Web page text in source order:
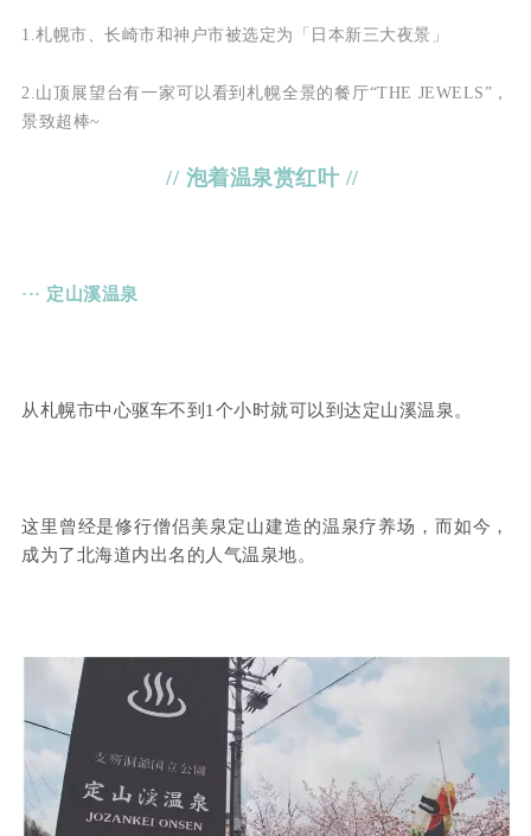
1.札幌市、长崎市和神户市被选定为「日本新三大夜景」
2.山顶展望台有一家可以看到札幌全景的餐厅“THE JEWELS”，
景致超棒~
// 泡着温泉赏红叶 //
··· 定山溪温泉
从札幌市中心驱车不到1个小时就可以到达定山溪温泉。
这里曾经是修行僧侣美泉定山建造的温泉疗养场，而如今，
成为了北海道内出名的人气温泉地。